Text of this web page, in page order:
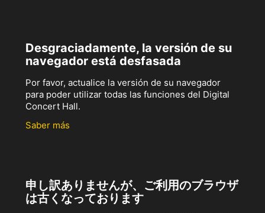
Desgraciadamente, la versión de su
navegador está desfasada
Por favor, actualice la versión de su navegador
para poder utilizar todas las funciones del Digital
Concert Hall.
Saber más
申し訳ありませんが、ご利用のブラウザ
は古くなっております